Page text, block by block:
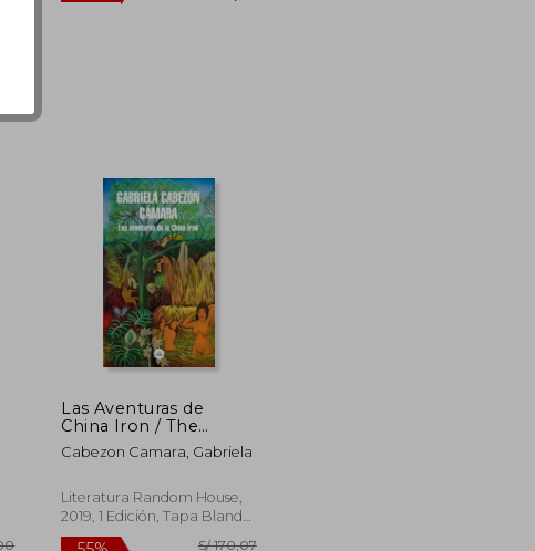
S/ 189,39
S/ 85,22
50%
dcto.
Las Aventuras de
China Iron / The
Adventures of China
Iron
Cabezon Camara, Gabriela
Literatura Random House,
2019, 1 Edición, Tapa Blanda,
Nuevo